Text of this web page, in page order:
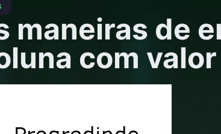
maneiras de
com valor